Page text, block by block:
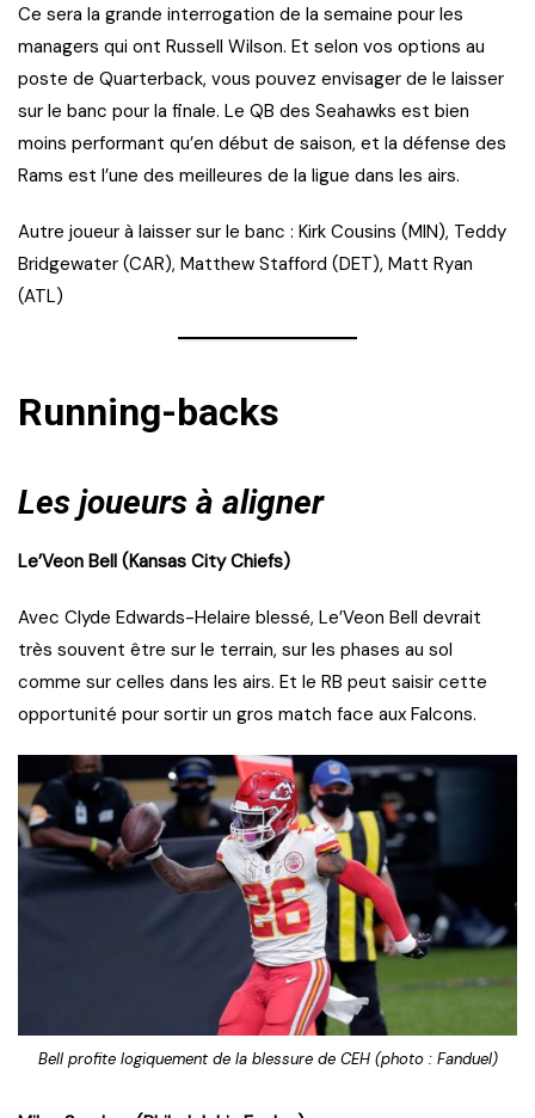
Ce sera la grande interrogation de la semaine pour les
managers qui ont Russell Wilson. Et selon vos options au
poste de Quarterback, vous pouvez envisager de le laisser
sur le banc pour la finale. Le QB des Seahawks est bien
moins performant qu’en début de saison, et la défense des
Rams est l’une des meilleures de la ligue dans les airs.
Autre joueur à laisser sur le banc : Kirk Cousins (MIN), Teddy
Bridgewater (CAR), Matthew Stafford (DET), Matt Ryan
(ATL)
Running-backs
Les joueurs à aligner
Le’Veon Bell (Kansas City Chiefs)
Avec Clyde Edwards-Helaire blessé, Le’Veon Bell devrait
très souvent être sur le terrain, sur les phases au sol
comme sur celles dans les airs. Et le RB peut saisir cette
opportunité pour sortir un gros match face aux Falcons.
Bell profite logiquement de la blessure de CEH (photo : Fanduel)